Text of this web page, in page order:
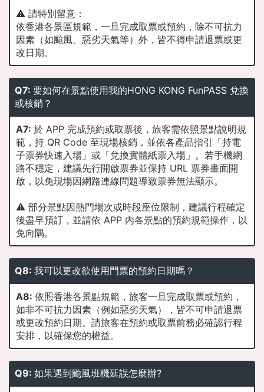
⚠️ 請特別留意：
依香港各景區規範，一旦完成取票或預約，除不可抗力
因素（如颱風、惡劣天氣等）外，皆不得申請退票或更
改日期。
Q7: 要如何在景點使用我的HONG KONG FunPASS 兌換
或核銷？
A7: 於 APP 完成預約或取票後，旅客需依照景點說明規
範，持 QR Code 至現場核銷，並依各產品指引「持電
子票券快速入場」或「兌換實體紙票入場」。若手機網
路不穩定，建議先行開啟票券並保持 URL 票券畫面開
啟，以免現場因網路連線問題導致票券無法顯示。
⚠️ 部分景點因熱門場次或時段座位限制，建議行程確定
後盡早預訂，並請依 APP 內各景點的預約規範操作，以
免向隅。
Q8: 我可以更改欲使用門票的預約日期嗎？
A8: 依照香港各景點規範，旅客一旦完成取票或預約，
如非不可抗力因素（例如惡劣天氣），皆不可申請退票
或更改預約日期。請旅客在預約或取票前務必確認行程
安排，以確保您的權益。
Q9: 如果遇到颱風班機延誤怎麼辦?